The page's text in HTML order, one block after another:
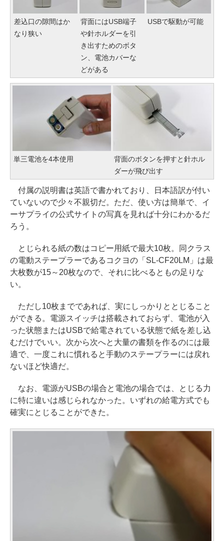
差込口の隙間はか
なり狭い
背面にはUSB端子
や針ホルダーを引
き出すためのボタ
ン、電池カバーな
どがある
USBで駆動が可能
単三電池を4本使用
背面のボタンを押すと針ホル
ダーが飛び出す
付属の説明書は英語で書かれており、日本語訳が付い
ていないので少々不親切だ。ただ、使い方は簡単で、イ
ーサプライの公式サイトの写真を見れば十分にわかるだ
ろう。
とじられる紙の数はコピー用紙で最大10枚。同クラス
の電動ステープラーであるコクヨの「SL-CF20LM」は最
大枚数が15～20枚なので、それに比べるともの足りな
い。
ただし10枚までであれば、実にしっかりととじること
ができる。電源スイッチは搭載されておらず、電池が入
った状態またはUSBで給電されている状態で紙を差し込
むだけでいい。次から次へと大量の書類を作るのには最
適で、一度これに慣れると手動のステープラーには戻れ
ないほど快適だ。
なお、電源がUSBの場合と電池の場合では、とじる力
に特に違いは感じられなかった。いずれの給電方式でも
確実にとじることができた。